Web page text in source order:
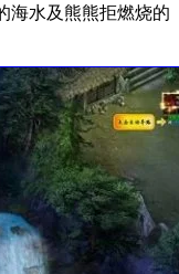
海水及熊熊拒燃烧的